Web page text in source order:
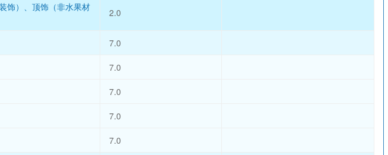
饰）、顶饰（非水果材
2.0
7.0
7.0
7.0
7.0
7.0